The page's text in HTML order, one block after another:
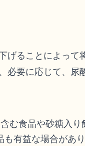
げることによっ
必要に応じて、尿
む食品や砂糖入
有益な場合があり